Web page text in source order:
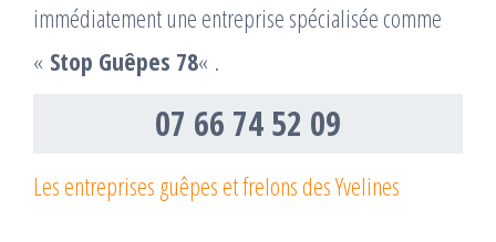
immédiatement une entreprise spécialisée comme
« Stop Guêpes 78« .
07 66 74 52 09
Les entreprises guêpes et frelons des Yvelines